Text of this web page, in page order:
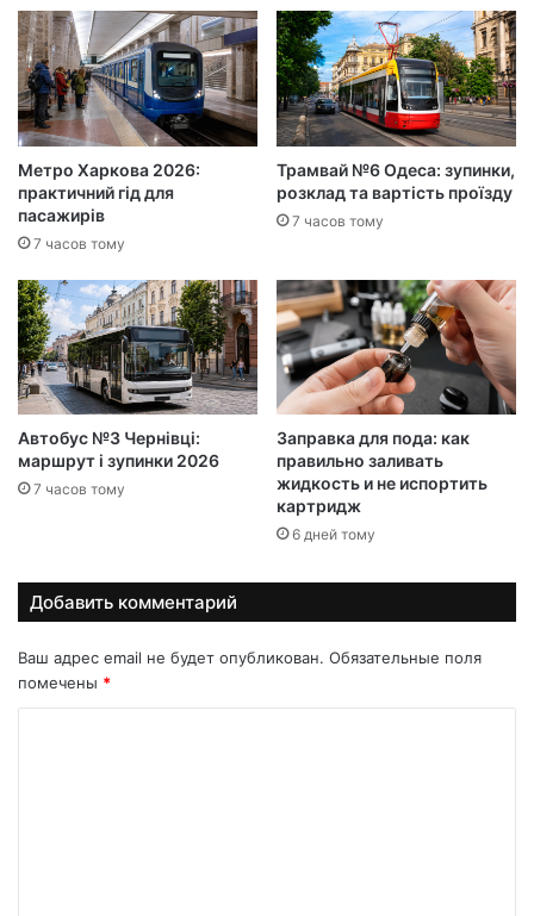
Метро Харкова 2026:
практичний гід для
пасажирів
7 часов тому
Трамвай №6 Одеса: зупинки,
розклад та вартість проїзду
7 часов тому
Автобус №3 Чернівці:
маршрут і зупинки 2026
7 часов тому
Заправка для пода: как
правильно заливать
жидкость и не испортить
картридж
6 дней тому
Добавить комментарий
Ваш адрес email не будет опубликован. Обязательные поля
помечены *